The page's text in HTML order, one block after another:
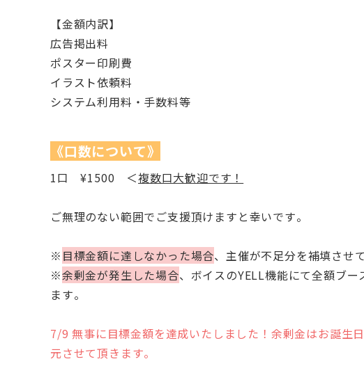
【金額内訳】
広告掲出料
ポスター印刷費
イラスト依頼料
システム利用料・手数料等
《口数について》
1口 ¥1500 ＜複数口大歓迎です！
ご無理のない範囲でご支援頂けますと幸いです。
※ 目標金額に達しなかった場合、主催が不足分を補填させ
※余剰金が発生した場合、ボイスのYELL機能にて全額ブ
ます。
7/9 無事に目標金額を達成いたしました！余剰金はお誕生
元させて頂きます。